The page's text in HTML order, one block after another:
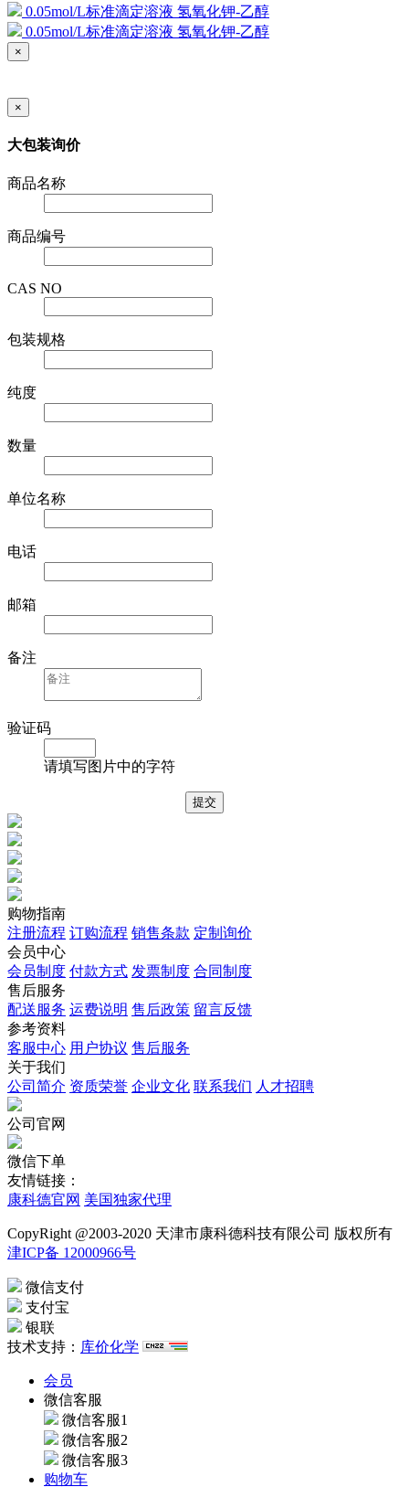
0.05mol/L标准滴定溶液 氢氧化钾-乙醇
0.05mol/L标准滴定溶液 氢氧化钾-乙醇
×
×
大包装询价
商品名称
商品编号
CAS NO
包装规格
纯度
数量
单位名称
电话
邮箱
备注
验证码
请填写图片中的字符
购物指南
注册流程 订购流程 销售条款 定制询价
会员中心
会员制度 付款方式 发票制度 合同制度
售后服务
配送服务 运费说明 售后政策 留言反馈
参考资料
客服中心 用户协议 售后服务
关于我们
公司简介 资质荣誉 企业文化 联系我们 人才招聘
公司官网
微信下单
友情链接：
康科德官网 美国独家代理
CopyRight @2003-2020 天津市康科德科技有限公司 版权所有
津ICP备 12000966号
微信支付
支付宝
银联
技术支持： 库价化学
会员
微信客服
微信客服1
微信客服2
微信客服3
购物车